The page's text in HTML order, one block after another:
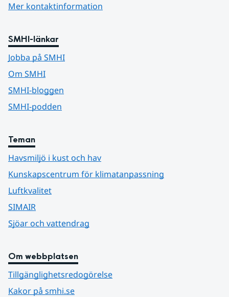
Mer kontaktinformation
SMHI-länkar
Jobba på SMHI
Om SMHI
SMHI-bloggen
SMHI-podden
Teman
Havsmiljö i kust och hav
Kunskapscentrum för klimatanpassning
Luftkvalitet
SIMAIR
Sjöar och vattendrag
Om webbplatsen
Tillgänglighetsredogörelse
Kakor på smhi.se